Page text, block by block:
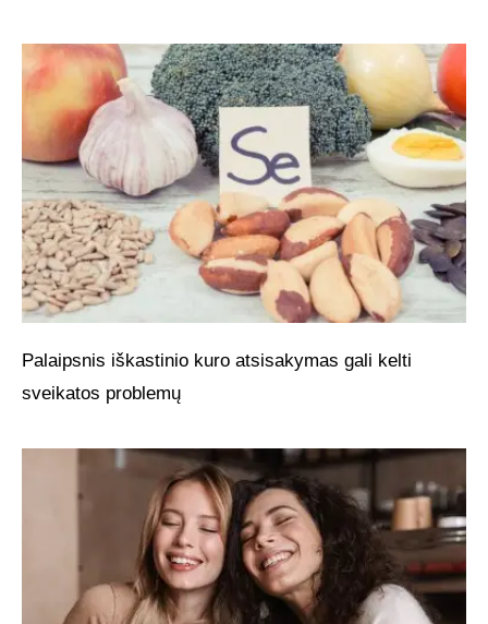
Palaipsnis iškastinio kuro atsisakymas gali kelti
sveikatos problemų